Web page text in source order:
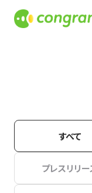
すべて
プレスリリー